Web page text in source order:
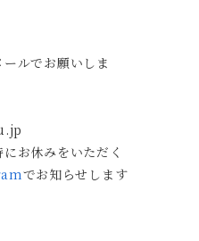
ルでお願いしま
お休みをいただく
でお知らせします